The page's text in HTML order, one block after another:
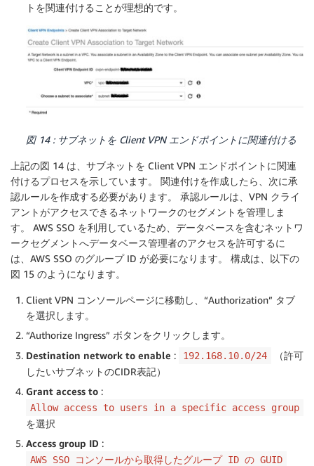
トを関連付けることが理想的です。
図 14 : サブネットを Client VPN エンドポイントに関連付ける
上記の図 14 は、サブネットを Client VPN エンドポイントに関連
付けるプロセスを示しています。 関連付けを作成したら、次に承
認ルールを作成する必要があります。 承認ルールは、VPN クライ
アントがアクセスできるネットワークのセグメントを管理しま
す。 AWS SSO を利用しているため、データベースを含むネットワ
ークセグメントへデータベース管理者のアクセスを許可するに
は、AWS SSO のグループ ID が必要になります。 構成は、以下の
図 15 のようになります。
Client VPN コンソールページに移動し、“Authorization” タブ
を選択します。
“Authorize Ingress” ボタンをクリックします。
Destination network to enable : 192.168.10.0/24
（許可
したいサブネットのCIDR表記）
Grant access to :
Allow access to users in a specific access group
を選択
Access group ID :
AWS SSO コンソールから取得したグループ ID の GUID